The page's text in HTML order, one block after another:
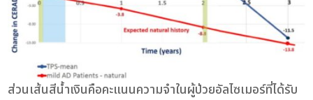
ส่วนเส้นสีน้ำเงินคือคะแนนความจำในผู้ป่วยอัลไซเมอร์ที่ได้รับ